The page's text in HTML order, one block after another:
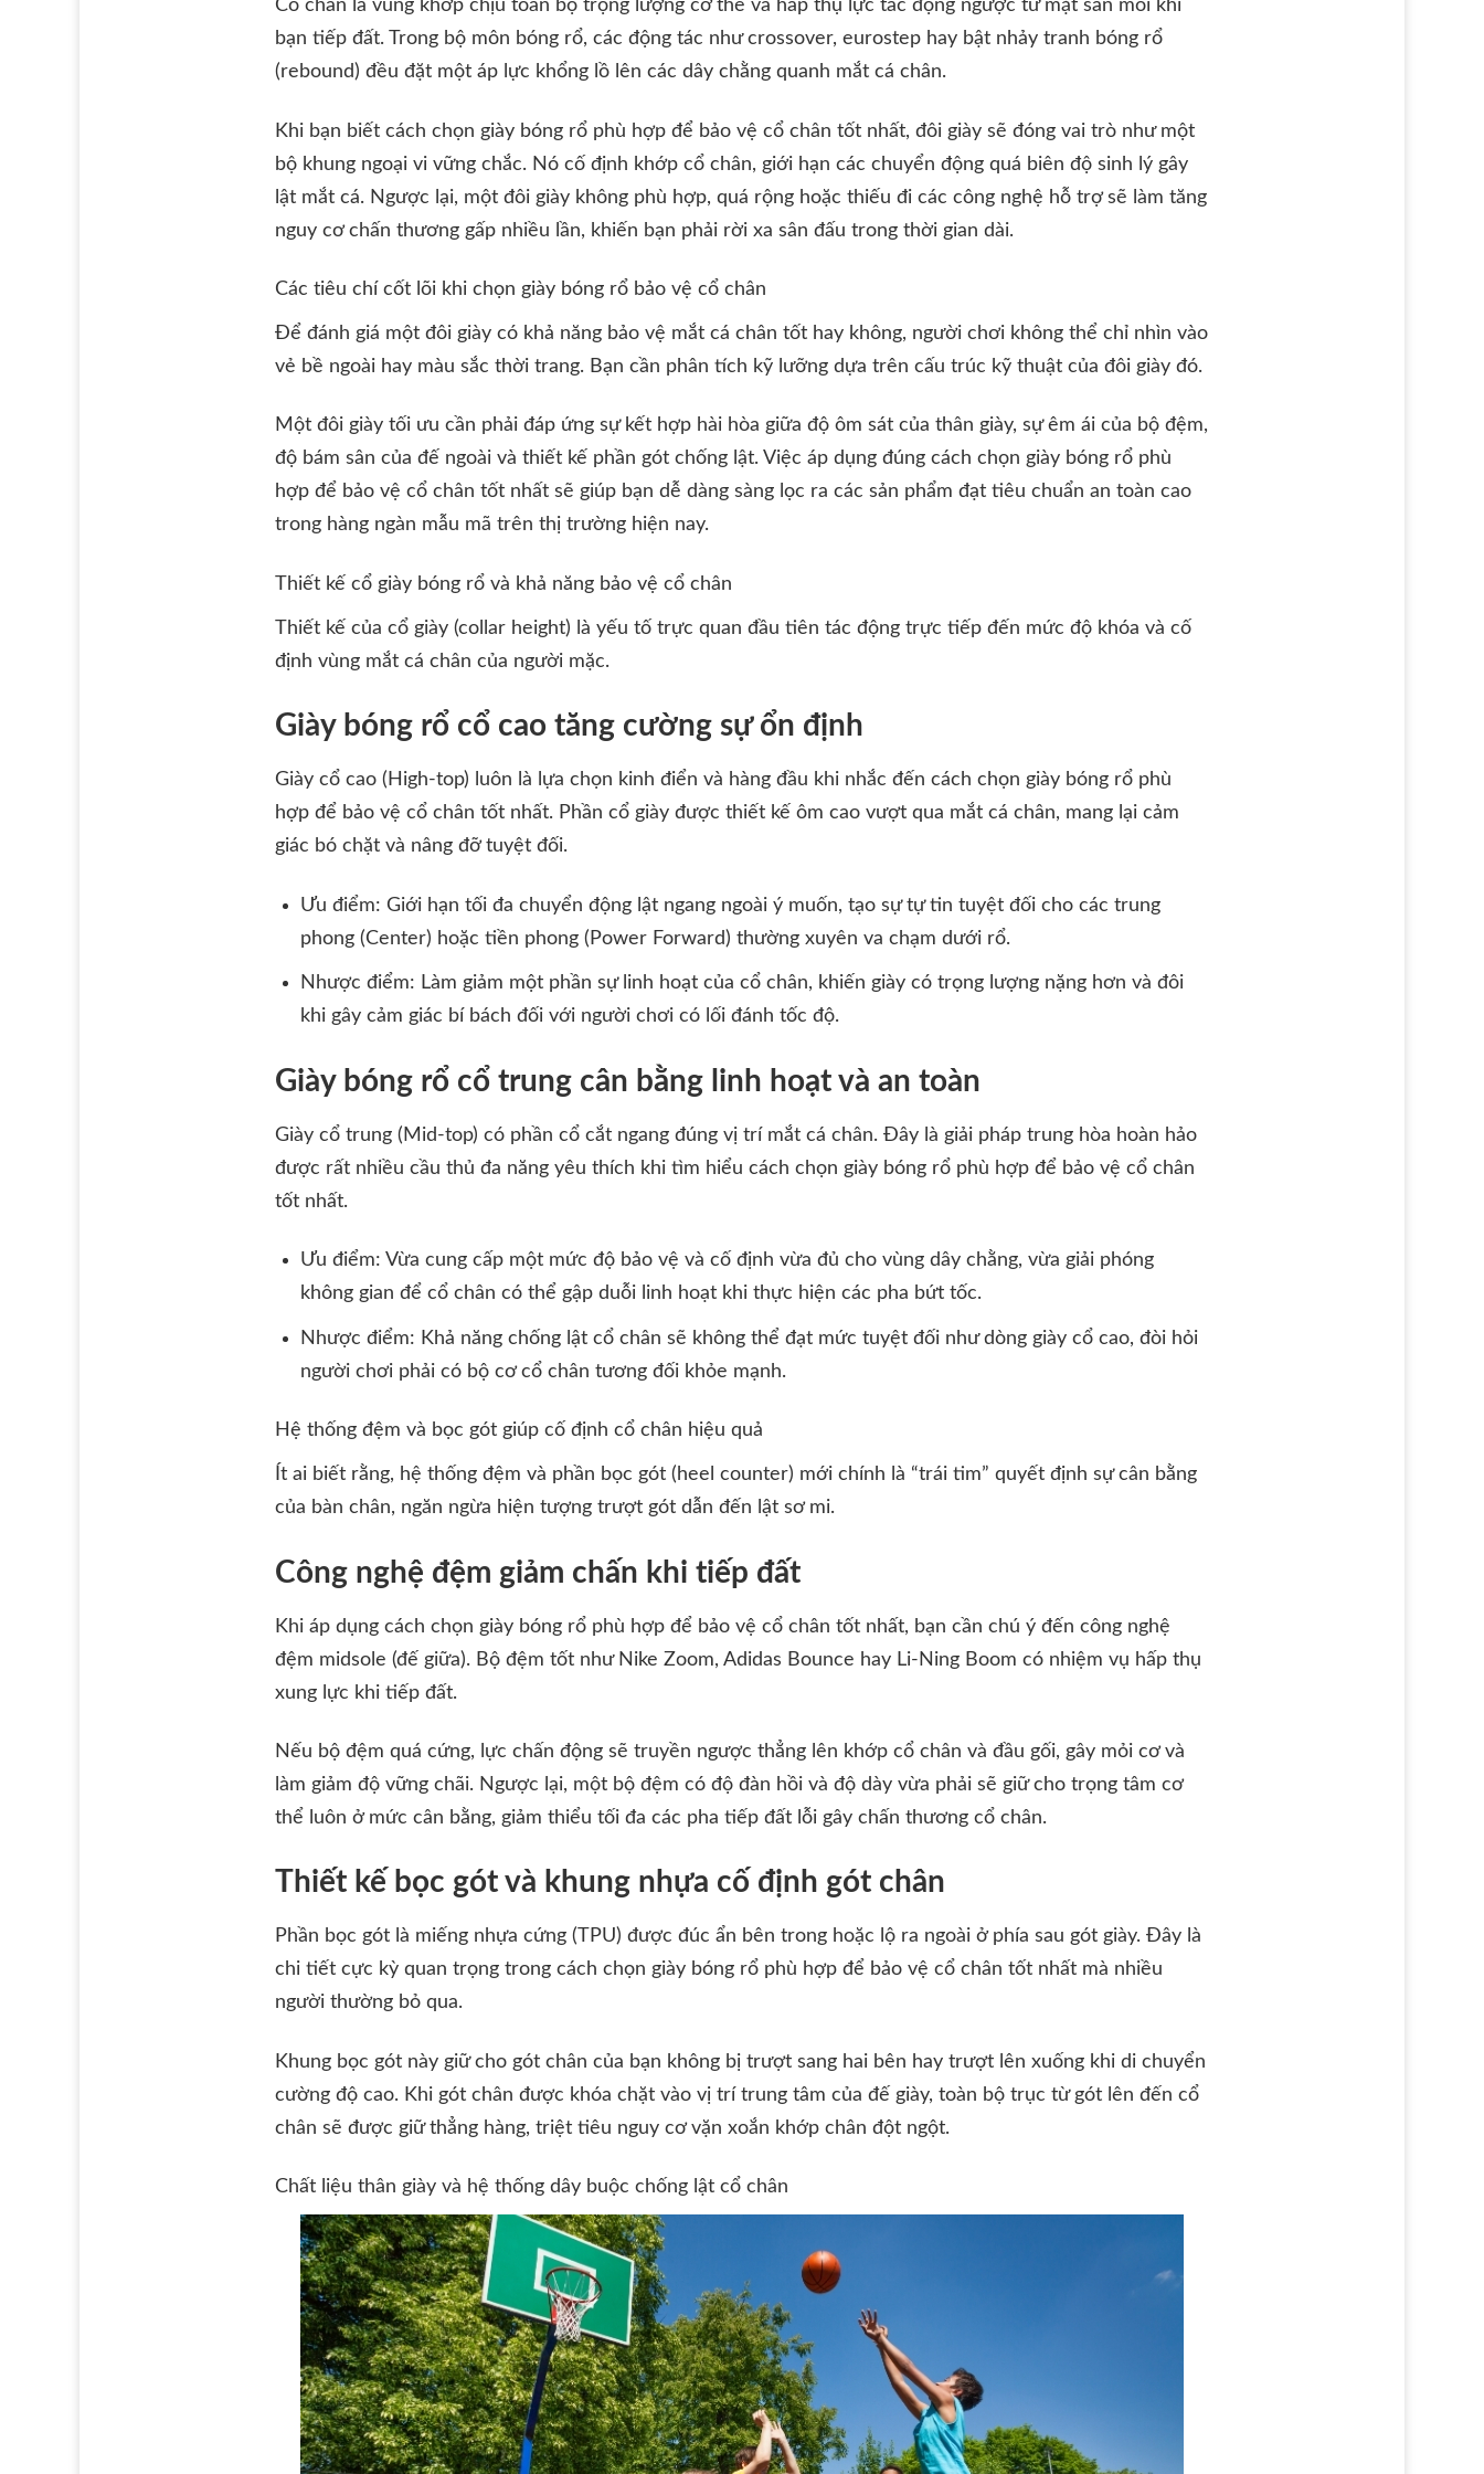
Cổ chân là vùng khớp chịu toàn bộ trọng lượng cơ thể và hấp thụ lực tác động ngược từ mặt sân mỗi khi
bạn tiếp đất. Trong bộ môn bóng rổ, các động tác như crossover, eurostep hay bật nhảy tranh bóng rổ
(rebound) đều đặt một áp lực khổng lồ lên các dây chằng quanh mắt cá chân.
Khi bạn biết cách chọn giày bóng rổ phù hợp để bảo vệ cổ chân tốt nhất, đôi giày sẽ đóng vai trò như một
bộ khung ngoại vi vững chắc. Nó cố định khớp cổ chân, giới hạn các chuyển động quá biên độ sinh lý gây
lật mắt cá. Ngược lại, một đôi giày không phù hợp, quá rộng hoặc thiếu đi các công nghệ hỗ trợ sẽ làm tăng
nguy cơ chấn thương gấp nhiều lần, khiến bạn phải rời xa sân đấu trong thời gian dài.
Các tiêu chí cốt lõi khi chọn giày bóng rổ bảo vệ cổ chân
Để đánh giá một đôi giày có khả năng bảo vệ mắt cá chân tốt hay không, người chơi không thể chỉ nhìn vào
vẻ bề ngoài hay màu sắc thời trang. Bạn cần phân tích kỹ lưỡng dựa trên cấu trúc kỹ thuật của đôi giày đó.
Một đôi giày tối ưu cần phải đáp ứng sự kết hợp hài hòa giữa độ ôm sát của thân giày, sự êm ái của bộ đệm,
độ bám sân của đế ngoài và thiết kế phần gót chống lật. Việc áp dụng đúng cách chọn giày bóng rổ phù
hợp để bảo vệ cổ chân tốt nhất sẽ giúp bạn dễ dàng sàng lọc ra các sản phẩm đạt tiêu chuẩn an toàn cao
trong hàng ngàn mẫu mã trên thị trường hiện nay.
Thiết kế cổ giày bóng rổ và khả năng bảo vệ cổ chân
Thiết kế của cổ giày (collar height) là yếu tố trực quan đầu tiên tác động trực tiếp đến mức độ khóa và cố
định vùng mắt cá chân của người mặc.
Giày bóng rổ cổ cao tăng cường sự ổn định
Giày cổ cao (High-top) luôn là lựa chọn kinh điển và hàng đầu khi nhắc đến cách chọn giày bóng rổ phù
hợp để bảo vệ cổ chân tốt nhất. Phần cổ giày được thiết kế ôm cao vượt qua mắt cá chân, mang lại cảm
giác bó chặt và nâng đỡ tuyệt đối.
Ưu điểm: Giới hạn tối đa chuyển động lật ngang ngoài ý muốn, tạo sự tự tin tuyệt đối cho các trung
phong (Center) hoặc tiền phong (Power Forward) thường xuyên va chạm dưới rổ.
Nhược điểm: Làm giảm một phần sự linh hoạt của cổ chân, khiến giày có trọng lượng nặng hơn và đôi
khi gây cảm giác bí bách đối với người chơi có lối đánh tốc độ.
Giày bóng rổ cổ trung cân bằng linh hoạt và an toàn
Giày cổ trung (Mid-top) có phần cổ cắt ngang đúng vị trí mắt cá chân. Đây là giải pháp trung hòa hoàn hảo
được rất nhiều cầu thủ đa năng yêu thích khi tìm hiểu cách chọn giày bóng rổ phù hợp để bảo vệ cổ chân
tốt nhất.
Ưu điểm: Vừa cung cấp một mức độ bảo vệ và cố định vừa đủ cho vùng dây chằng, vừa giải phóng
không gian để cổ chân có thể gập duỗi linh hoạt khi thực hiện các pha bứt tốc.
Nhược điểm: Khả năng chống lật cổ chân sẽ không thể đạt mức tuyệt đối như dòng giày cổ cao, đòi hỏi
người chơi phải có bộ cơ cổ chân tương đối khỏe mạnh.
Hệ thống đệm và bọc gót giúp cố định cổ chân hiệu quả
Ít ai biết rằng, hệ thống đệm và phần bọc gót (heel counter) mới chính là “trái tim” quyết định sự cân bằng
của bàn chân, ngăn ngừa hiện tượng trượt gót dẫn đến lật sơ mi.
Công nghệ đệm giảm chấn khi tiếp đất
Khi áp dụng cách chọn giày bóng rổ phù hợp để bảo vệ cổ chân tốt nhất, bạn cần chú ý đến công nghệ
đệm midsole (đế giữa). Bộ đệm tốt như Nike Zoom, Adidas Bounce hay Li-Ning Boom có nhiệm vụ hấp thụ
xung lực khi tiếp đất.
Nếu bộ đệm quá cứng, lực chấn động sẽ truyền ngược thẳng lên khớp cổ chân và đầu gối, gây mỏi cơ và
làm giảm độ vững chãi. Ngược lại, một bộ đệm có độ đàn hồi và độ dày vừa phải sẽ giữ cho trọng tâm cơ
thể luôn ở mức cân bằng, giảm thiểu tối đa các pha tiếp đất lỗi gây chấn thương cổ chân.
Thiết kế bọc gót và khung nhựa cố định gót chân
Phần bọc gót là miếng nhựa cứng (TPU) được đúc ẩn bên trong hoặc lộ ra ngoài ở phía sau gót giày. Đây là
chi tiết cực kỳ quan trọng trong cách chọn giày bóng rổ phù hợp để bảo vệ cổ chân tốt nhất mà nhiều
người thường bỏ qua.
Khung bọc gót này giữ cho gót chân của bạn không bị trượt sang hai bên hay trượt lên xuống khi di chuyển
cường độ cao. Khi gót chân được khóa chặt vào vị trí trung tâm của đế giày, toàn bộ trục từ gót lên đến cổ
chân sẽ được giữ thẳng hàng, triệt tiêu nguy cơ vặn xoắn khớp chân đột ngột.
Chất liệu thân giày và hệ thống dây buộc chống lật cổ chân